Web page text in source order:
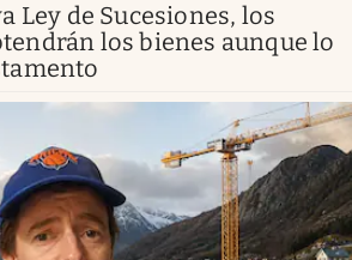
Ley de Sucesiones, los
los bienes aunque lo